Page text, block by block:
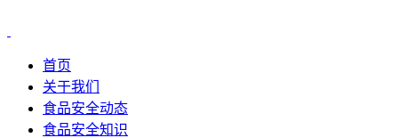
首页
关于我们
食品安全动态
食品安全知识